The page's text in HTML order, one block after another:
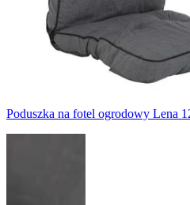
Poduszka na fotel ogrodowy Lena